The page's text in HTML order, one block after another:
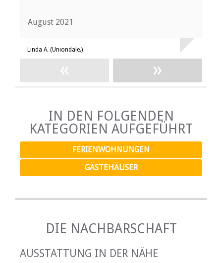
August 2021
Linda A. (Uniondale.)
« »
IN DEN FOLGENDEN
KATEGORIEN AUFGEFÜHRT
FERIENWOHNUNGEN
GÄSTEHÄUSER
DIE NACHBARSCHAFT
AUSSTATTUNG IN DER NÄHE